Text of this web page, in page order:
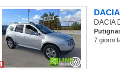
DACIA
7 giorni